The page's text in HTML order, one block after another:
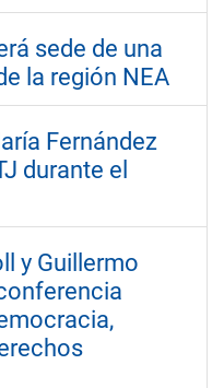
sede de una
la región NEA
Fernández
durante el
y Guillermo